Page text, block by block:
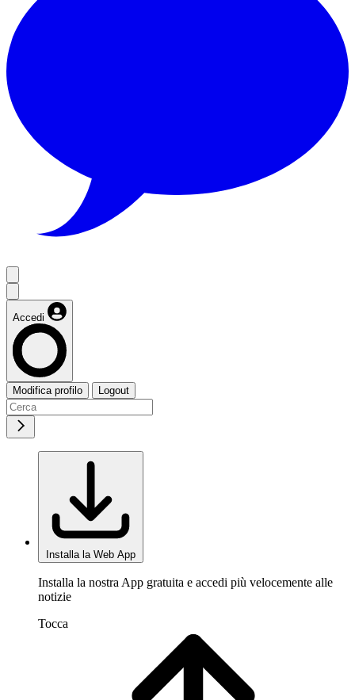
Accedi
Modifica profilo Logout
Installa la Web App
Installa la nostra App gratuita e accedi più velocemente alle
notizie
Tocca